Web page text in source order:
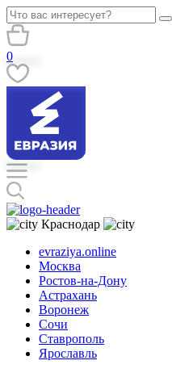
0
Краснодар
evraziya.online
Москва
Ростов-на-Дону
Астрахань
Воронеж
Сочи
Ставрополь
Ярославль